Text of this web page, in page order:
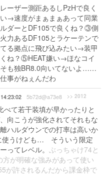
ザー測距あるしPzHで良く
→速度がまぁまぁあって同業
ダーとDF105で良くね？③側
力あるDF105とラケーテンで
る拠点に飛び込みたい→装甲
ね？⑤HEAT嫌い→ほなコイ
も独BR8.0向いてないよ……
事がねぇんだわ
5b72d@a73e8 >> 2012
て若干装填が早かったりと
向こうが強化されてそれもな
ハルダウンでの打率は高いか
使うけども… そういう限定
ってレベル。 ぶっちゃけ74と
が明確な強みがあって使い
が許されるんだから課金枠で